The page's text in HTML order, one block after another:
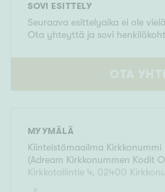
SOVI ESITTELY
Seuraava esittelyaika ei ole
Ota yhteyttä ja sovi
OTA
MYYMÄLÄ
Kiinteistömaailma Kirkkonummi
(Adream Kirkkonummen Kodit
Kirkkotallintie 4, 02400